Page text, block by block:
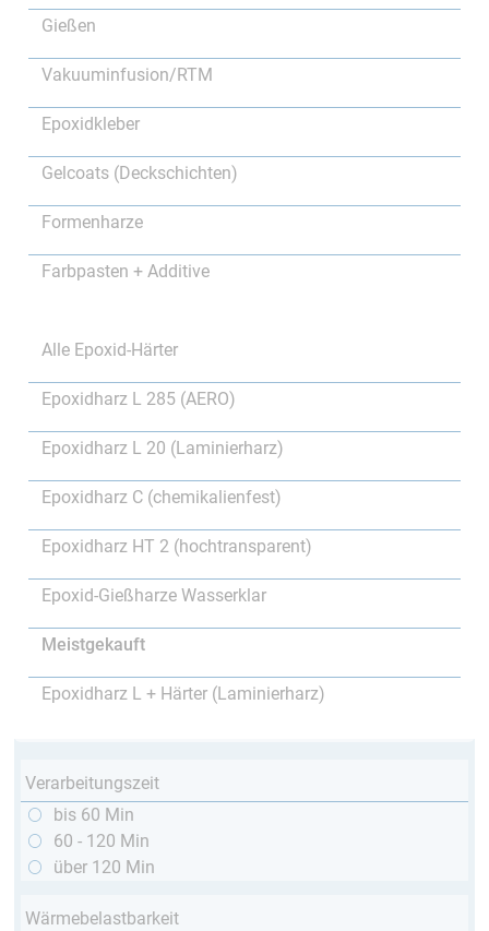
Gießen
Vakuuminfusion/RTM
Epoxidkleber
Gelcoats (Deckschichten)
Formenharze
Farbpasten + Additive
Alle Epoxid-Härter
Epoxidharz L 285 (AERO)
Epoxidharz L 20 (Laminierharz)
Epoxidharz C (chemikalienfest)
Epoxidharz HT 2 (hochtransparent)
Epoxid-Gießharze Wasserklar
Meistgekauft
Epoxidharz L + Härter (Laminierharz)
Verarbeitungszeit
bis 60 Min
60 - 120 Min
über 120 Min
Wärmebelastbarkeit